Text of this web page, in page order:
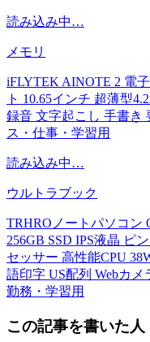
読み込み中…
メモリ
iFLYTEK AINOTE 2 電
ト 10.65インチ 超薄型
録音 文字起こし 手書き
ス・仕事・学習用
読み込み中…
ウルトラブック
TRHROノートパソコン
256GB SSD IPS液晶 ピ
セッサー 高性能CPU
語印字 US配列 Webカ
勤務・学習用
この記事を書いた人